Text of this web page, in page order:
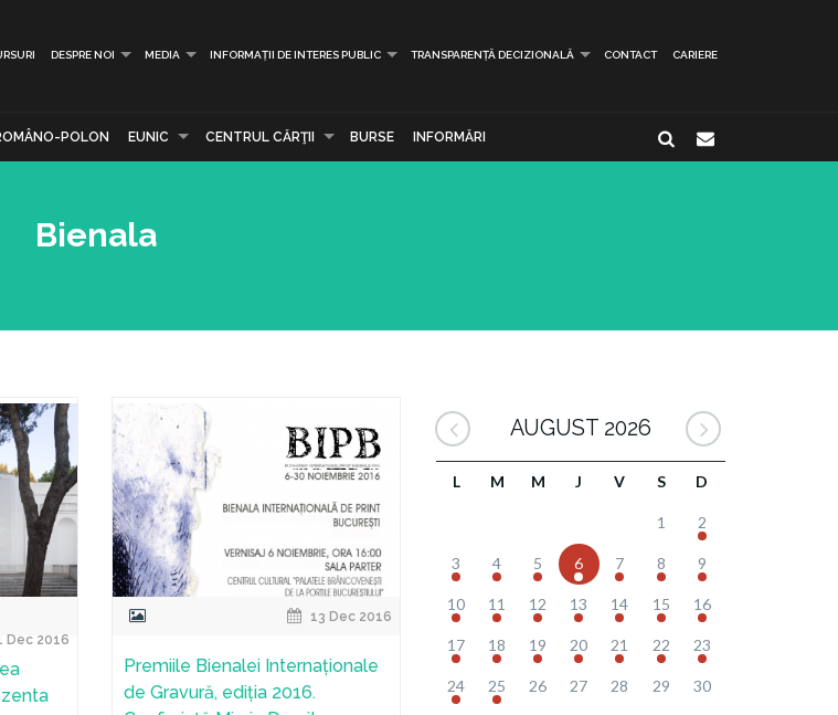
DESPRE NOI MEDIA INFORMAȚII DE INTERES PUBLIC TRANSPARENȚĂ DECIZIONALĂ CONTACT CARIERE
POLON EUNIC CENTRUL CĂRŢII BURSE INFORMĂRI
Bienala
Dec 2016
13 Dec 2016
Premiile Bienalei Internaționale
de Gravură, ediția 2016.
AUGUST 2026
L M M J V S D
1 2
3 4 5 6 7 8 9
10 11 12 13 14 15 16
17 18 19 20 21 22 23
24 25 26 27 28 29 30